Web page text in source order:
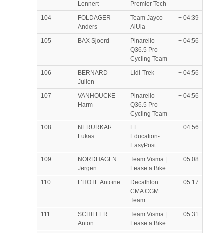
Lennert
Premier Tech
104
FOLDAGER
Anders
Team Jayco-
AlUla
+ 04:39
105 BAX Sjoerd
Pinarello-
Q36.5 Pro
Cycling Team
+ 04:56
106
BERNARD
Julien
Lidl-Trek + 04:56
107
VANHOUCKE
Harm
Pinarello-
Q36.5 Pro
Cycling Team
+ 04:56
108
NERURKAR
Lukas
EF
Education-
EasyPost
+ 04:56
109
NORDHAGEN
Jørgen
Team Visma |
Lease a Bike
+ 05:08
110 L’HOTE Antoine
Decathlon
CMA CGM
Team
+ 05:17
111
SCHIFFER
Anton
Team Visma |
Lease a Bike
+ 05:31